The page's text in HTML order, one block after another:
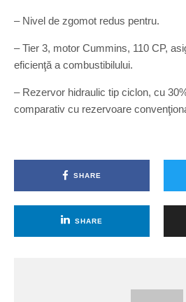
– Nivel de zgomot redus pentru.
– Tier 3, motor Cummins, 110 CP,
eficienţă a combustibilului.
– Rezervor hidraulic tip ciclon, cu
comparativ cu rezervoare
SHARE
SHARE